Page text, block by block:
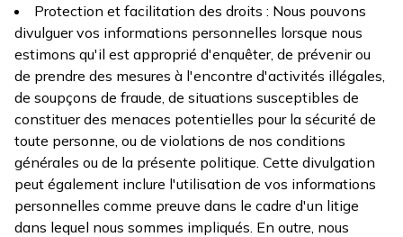
Protection et facilitation des droits : Nous pouvons
divulguer vos informations personnelles lorsque nous
estimons qu'il est approprié d'enquêter, de prévenir ou
de prendre des mesures à l'encontre d'activités illégales,
de soupçons de fraude, de situations susceptibles de
constituer des menaces potentielles pour la sécurité de
toute personne, ou de violations de nos conditions
générales ou de la présente politique. Cette divulgation
peut également inclure l'utilisation de vos informations
personnelles comme preuve dans le cadre d'un litige
dans lequel nous sommes impliqués. En outre, nous